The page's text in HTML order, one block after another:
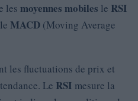
les moyennes mobiles le RSI
MACD (Moving Average
les fluctuations de prix et
Le RSI mesure la